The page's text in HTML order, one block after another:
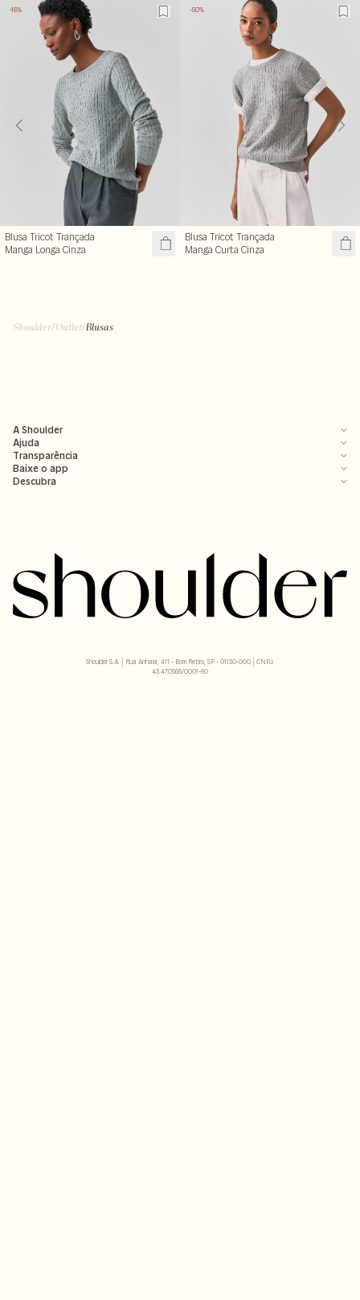
-16%
Blusa Tricot Trançada
Manga Longa Cinza
-50%
Blusa Tricot Trançada
Manga Curta Cinza
Shoulder/Outlet/Blusas
A Shoulder
Ajuda
Transparência
Baixe o app
Descubra
Shoulder S.A. | Rua Anhaia, 411 - Bom Retiro, SP - 01130-000 | CNPJ:
43.470566/0001-90